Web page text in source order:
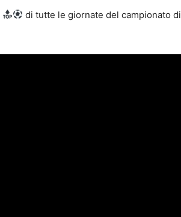
di tutte le giornate del campionato di